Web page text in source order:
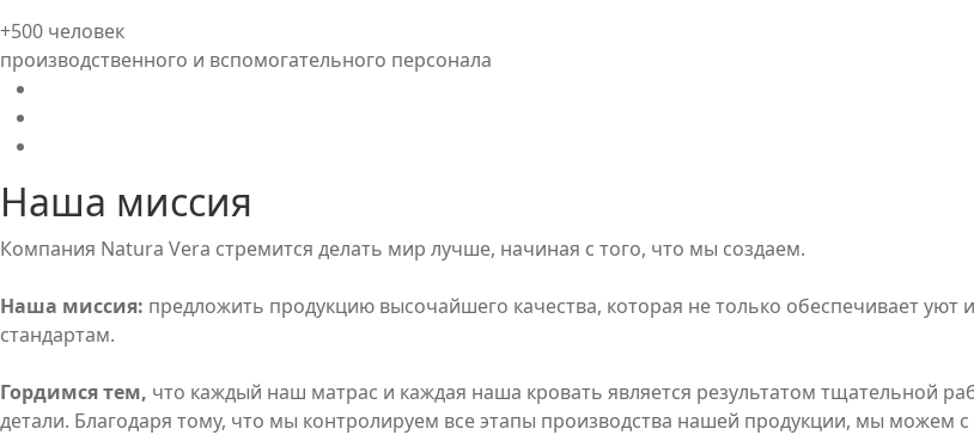
+500 человек
производственного и вспомогательного персонала
Наша миссия
Компания Natura Vera стремится делать мир лучше, начиная с того, что мы создаем.
Наша миссия: предложить продукцию высочайшего качества, которая не только обеспечивает уют
стандартам.
Гордимся тем, что каждый наш матрас и каждая наша кровать является результатом тщательной
детали. Благодаря тому, что мы контролируем все этапы производства нашей продукции, мы можем